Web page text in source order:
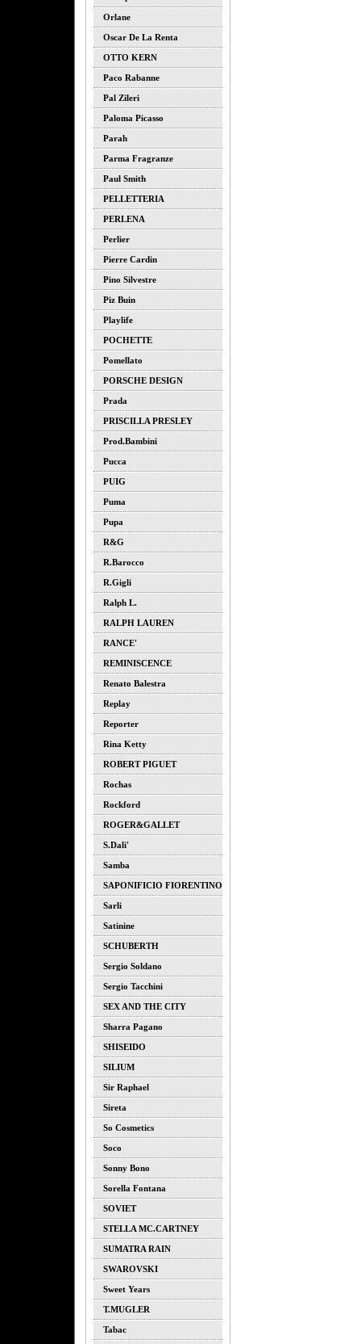
Orlane
Oscar De La Renta
OTTO KERN
Paco Rabanne
Pal Zileri
Paloma Picasso
Parah
Parma Fragranze
Paul Smith
PELLETTERIA
PERLENA
Perlier
Pierre Cardin
Pino Silvestre
Piz Buin
Playlife
POCHETTE
Pomellato
PORSCHE DESIGN
Prada
PRISCILLA PRESLEY
Prod.bambini
Pucca
PUIG
Puma
Pupa
R&G
R.barocco
R.gigli
Ralph L.
RALPH LAUREN
RANCE'
REMINISCENCE
Renato Balestra
Replay
Reporter
Rina Ketty
ROBERT PIGUET
Rochas
Rockford
ROGER&GALLET
S.dali'
Samba
SAPONIFICIO FIORENTINO
Sarli
Satinine
SCHUBERTH
Sergio Soldano
Sergio Tacchini
SEX AND THE CITY
Sharra Pagano
SHISEIDO
SILIUM
Sir Raphael
Sireta
So Cosmetics
Soco
Sonny Bono
Sorella Fontana
SOVIET
STELLA MC.CARTNEY
SUMATRA RAIN
SWAROVSKI
Sweet Years
T.MUGLER
Tabac